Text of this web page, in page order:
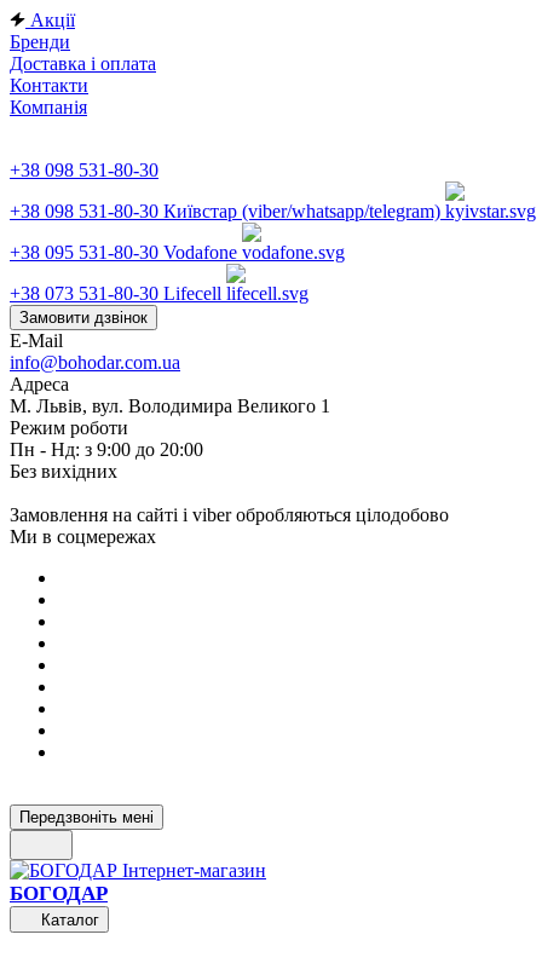
Акції
Бренди
Доставка і оплата
Контакти
Компанія
+38 098 531-80-30
+38 098 531-80-30 Київстар (viber/whatsapp/telegram)
+38 095 531-80-30 Vodafone
+38 073 531-80-30 Lifecell
Замовити дзвінок
E-Mail
info@bohodar.com.ua
Адреса
М. Львів, вул. Володимира Великого 1
Режим роботи
Пн - Нд: з 9:00 до 20:00
Без вихідних
Замовлення на сайті і viber обробляються цілодобово
Ми в соцмережах
Передзвоніть мені
БОГОДАР
Каталог